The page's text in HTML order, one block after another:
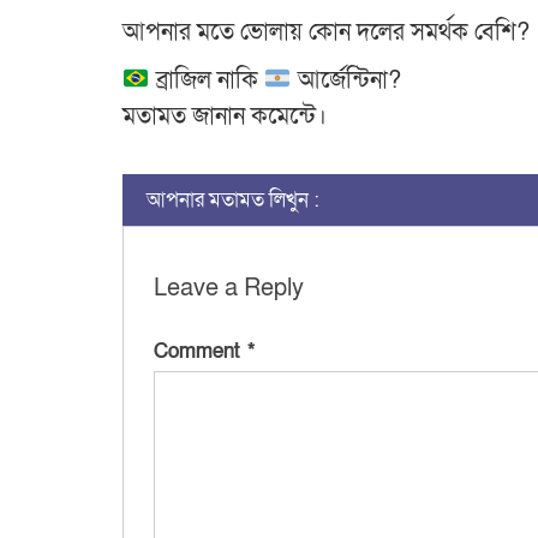
আপনার মতে ভোলায় কোন দলের সমর্থক বেশি?
ব্রাজিল নাকি
আর্জেন্টিনা?
মতামত জানান কমেন্টে।
আপনার মতামত লিখুন :
Leave a Reply
Comment *